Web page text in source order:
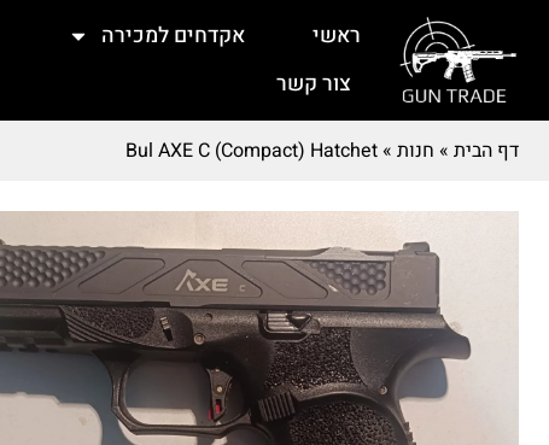
ראשי אקדחים למכירה
צור קשר
דף הבית » חנות »
Bul AXE C (Compact) Hatchet